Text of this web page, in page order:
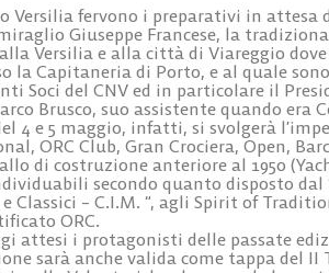
Versilia fervono i preparativi in attesa
Giuseppe Francese, la
Versilia e alla città di Viareggio
la Capitaneria di Porto, e al quale
Soci del CNV ed in particolare il
Brusco, suo assistente quando era
4 e 5 maggio, infatti, si svolgerà
ORC Club, Gran Crociera, Open,
di costruzione anteriore al 1950
secondo quanto disposto dal
e Classici – C.I.M. “, agli Spirit of
ORC.
attesi i protagonisti delle passate
sarà anche valida come tappa del